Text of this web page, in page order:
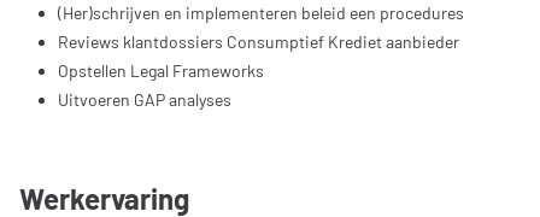
(Her)schrijven en implementeren beleid een procedures
Reviews klantdossiers Consumptief Krediet aanbieder
Opstellen Legal Frameworks
Uitvoeren GAP analyses
Werkervaring